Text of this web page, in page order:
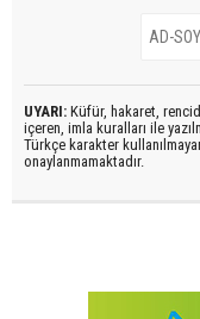
UYARI: Küfür, hakaret,
içeren, imla kuralları ile
Türkçe karakter
onaylanmamaktadır.